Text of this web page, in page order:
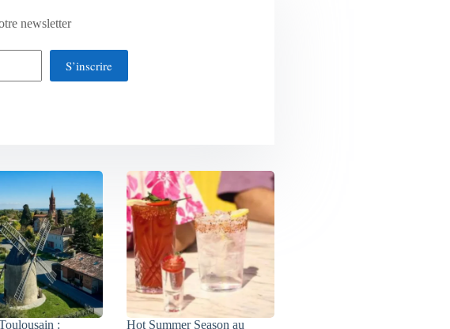
newsletter
S’inscrire
: Hot Summer Season au